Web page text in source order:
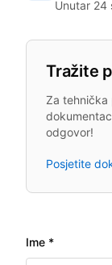
Unutar 24
Tražite
Za tehnička
odgovor!
Posjetite
Ime *